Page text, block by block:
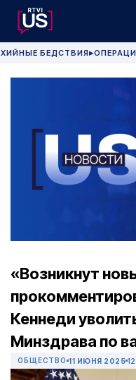
БЕДСТВИЯ▶
«Возникнут
Кеннеди
Минздрава по
ОБЩЕСТВО 11 ИЮНЯ 2025